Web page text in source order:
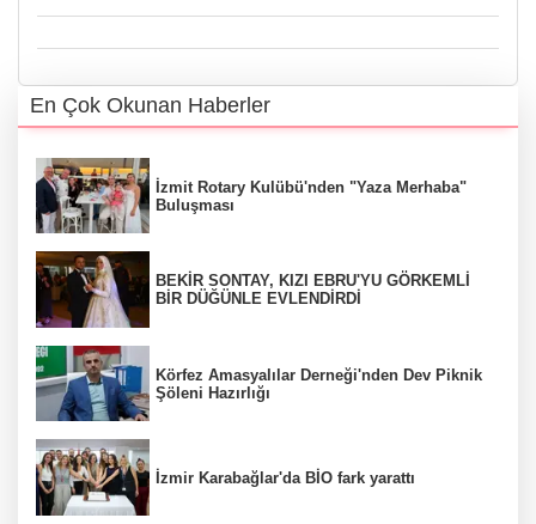
En Çok Okunan Haberler
İzmit Rotary Kulübü'nden "Yaza Merhaba"
Buluşması
BEKİR SONTAY, KIZI EBRU'YU GÖRKEMLİ
BİR DÜĞÜNLE EVLENDİRDİ
Körfez Amasyalılar Derneği'nden Dev Piknik
Şöleni Hazırlığı
İzmir Karabağlar'da BİO fark yarattı